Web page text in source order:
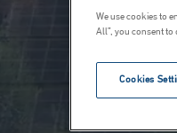
We use cookies to
All”, you consent to
Cookies